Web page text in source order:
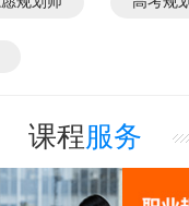
课程服务